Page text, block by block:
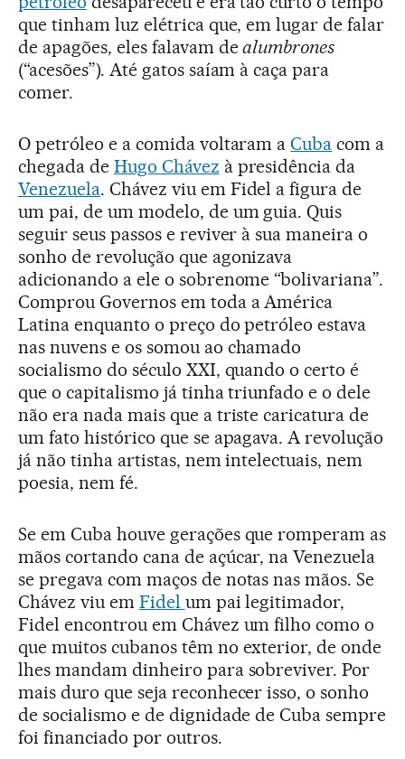
que tinham luz elétrica que, em lugar de falar
de apagões, eles falavam dealumbrones
(“acesões”). Até gatos saíam à caça para
comer.
O petróleo e a comida voltaram aCuba com a
chegada de Hugo Chávez à presidência da
Venezuela. Chávez viu em Fidel a figura de
um pai, de um modelo, de um guia. Quis
seguir seus passos e reviver à sua maneira o
sonho de revolução que agonizava
adicionando a ele o sobrenome “bolivariana”.
Comprou Governos em toda a América
Latina enquanto o preço do petróleo estava
nas nuvens e os somou ao chamado
socialismo do século XXI, quando o certo é
que o capitalismo já tinha triunfado e o dele
não era nada mais que a triste caricatura de
um fato histórico que se apagava. A revolução
já não tinha artistas, nem intelectuais, nem
poesia, nem fé.
Se em Cuba houve gerações que romperam as
mãos cortando cana de açúcar, na Venezuela
se pregava com maços de notas nas mãos. Se
Chávez viu em Fidel um pai legitimador,
Fidel encontrou em Chávez um filho como o
que muitos cubanos têm no exterior, de onde
lhes mandam dinheiro para sobreviver. Por
mais duro que seja reconhecer isso, o sonho
de socialismo e de dignidade de Cuba sempre
foi financiado por outros.